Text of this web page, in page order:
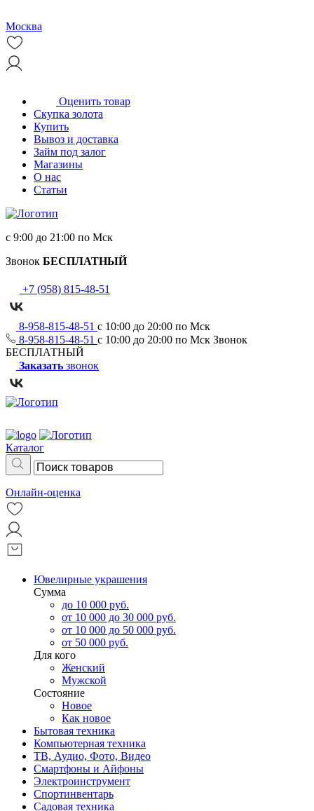
Москва
Оценить товар
Скупка золота
Купить
Вывоз и доставка
Займ под залог
Магазины
О нас
Статьи
с 9:00 до 21:00 по Мск
Звонок БЕСПЛАТНЫЙ
+7 (958) 815-48-51
8-958-815-48-51 с 10:00 до 20:00 по Мск
8-958-815-48-51 с 10:00 до 20:00 по Мск Звонок
БЕСПЛАТНЫЙ
Заказать звонок
Каталог
Онлайн-оценка
Ювелирные украшения
Сумма
до 10 000 руб.
от 10 000 до 30 000 руб.
от 10 000 до 50 000 руб.
от 50 000 руб.
Для кого
Женский
Мужской
Состояние
Новое
Как новое
Бытовая техника
Компьютерная техника
ТВ, Аудио, Фото, Видео
Смартфоны и Айфоны
Электроинструмент
Спортинвентарь
Садовая техника